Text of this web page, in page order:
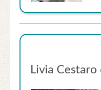
Livia Cestaro